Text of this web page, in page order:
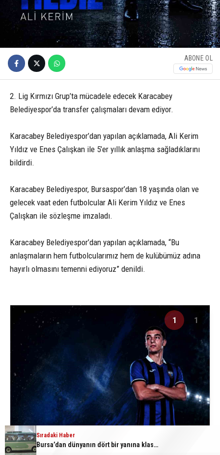
ABONE OL
2. Lig Kırmızı Grup’ta mücadele edecek Karacabey
Belediyespor’da transfer çalışmaları devam ediyor.
Karacabey Belediyespor’dan yapılan açıklamada, Ali Kerim
Yıldız ve Enes Çalışkan ile 5’er yıllık anlaşma sağladıklarını
bildirdi.
Karacabey Belediyespor, Bursaspor’dan 18 yaşında olan ve
gelecek vaat eden futbolcular Ali Kerim Yıldız ve Enes
Çalışkan ile sözleşme imzaladı.
Karacabey Belediyespor’dan yapılan açıklamada, “Bu
anlaşmaların hem futbolcularımız hem de kulübümüz adına
hayırlı olmasını temenni ediyoruz” denildi.
1 1
Sıradaki Haber
Bursa’dan dünyanın dört bir yanına klasik araç: Dünyada sayılı kalan otobüsler Bursa’da tekrar restore ediliyor